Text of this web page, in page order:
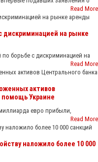
Read More
дискриминацией на рынке
борьбе с дискриминацией на
Read More
активов
помощь Украине
евро прибыли,
Read More
наложило более 10 000